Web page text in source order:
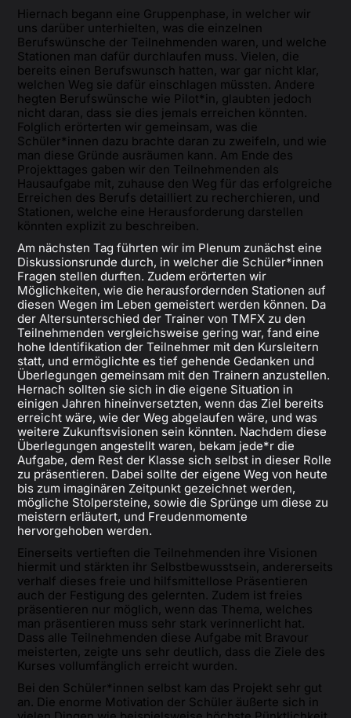
Hiernach begann eine Gruppenphase, in welcher wir
uns darüber unterhielten, was die einzelnen
Berufswünsche der Teilnehmenden waren, und welche
Stationen man dafür durchlaufen muss. Vielen, die
bereits einen Berufswunsch hatten, war gar nicht klar,
welchen Weg sie dafür einschlagen müssten. Andere
hegten Berufswünsche wie Pilot*in, glaubten jedoch
nicht daran, dass sie dies jemals erreichen könnten.
Folglich erörterten wir gemeinsam, was die
Schüler*innen dazu brachte daran zu zweifeln, und wie
man diese Gründe ausräumen kann. Am Ende des
Projekttages gaben wir den Teilnehmenden als
Hausaufgabe mit, zuhause den Weg für das erfolgreiche
Erreichen des Berufs detailliert zu recherchieren, und
Stationen, welche eine Herausforderung darstellen
könnten explizit zu beschreiben.
Am nächsten Tag führten wir im Plenum zunächst eine
Diskussionsrunde durch, in welcher die Schüler*innen
Fragen stellen durften. Zudem erörterten wir
Möglichkeiten, wie die herausfordernden Stationen auf
diesen Wegen im Leben gemeistert werden können. Da
der Altersunterschied der Trainer von TMFX zu den
Teilnehmenden vergleichsweise gering war, fand eine
hohe Identifikation der Teilnehmer mit den Kursleitern
statt, und ermöglichte es tief gehende Gedanken und
Überlegungen gemeinsam mit den Trainern anzustellen.
Hernach sollten sie sich in die eigene Situation in
einigen Jahren hineinversetzten, wenn das Ziel bereits
erreicht wäre, wie der Weg abgelaufen wäre, und was
weitere Zukunftsvisionen sein könnten. Nachdem diese
Überlegungen angestellt waren, bekam jede*r die
Aufgabe, dem Rest der Klasse sich selbst in dieser Rolle
zu präsentieren. Dabei sollte der eigene Weg von heute
bis zum imaginären Zeitpunkt gezeichnet werden,
mögliche Stolpersteine, sowie die Sprünge um diese zu
meistern erläutert, und Freudenmomente
hervorgehoben werden.
Einerseits vertieften die Teilnehmenden ihre Visionen
hiermit und stärkten ihr Selbstbewusstsein, andererseits
verhalf dieses freie und hilfsmittellose Präsentieren
auch der Festigung des gelernten. Zudem ist freies
präsentieren nur möglich, wenn das Thema, welches
man präsentieren muss sehr stark verinnerlicht hat.
Dass alle Teilnehmenden diese Aufgabe mit Bravour
meisterten, zeigte uns sehr deutlich, dass die Ziele des
Kurses vollumfänglich erreicht wurden.
Bei den Schüler*innen selbst kam das Projekt sehr gut
an. Die enorme Motivation der Schüler äußerte sich in